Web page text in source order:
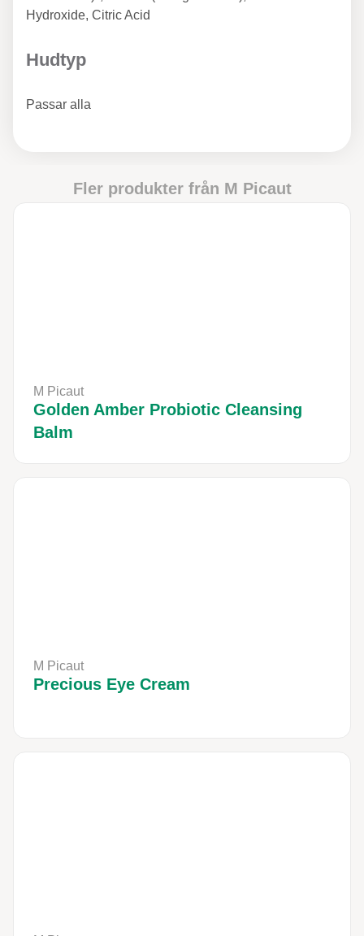
Hydroxide, Citric Acid
Hudtyp
Passar alla
Fler produkter från M Picaut
M Picaut
Golden Amber Probiotic Cleansing
Balm
M Picaut
Precious Eye Cream